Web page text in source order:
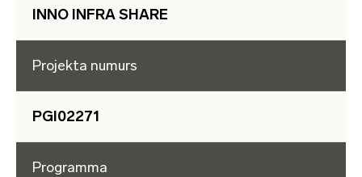
INNO INFRA SHARE
Projekta numurs
PGI02271
Programma